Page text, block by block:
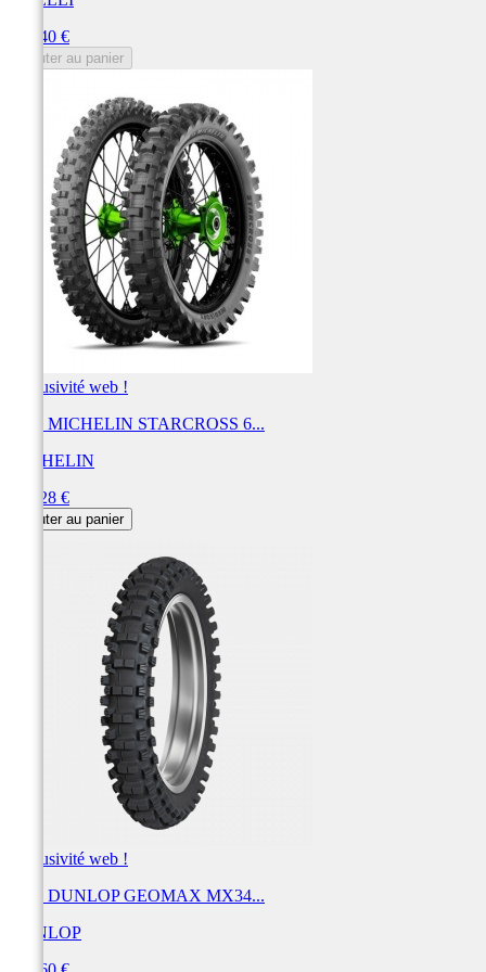
158,40 €
Ajouter au panier
Exclusivité web !
Pneu MICHELIN STARCROSS 6...
MICHELIN
158,28 €
Ajouter au panier
Exclusivité web !
Pneu DUNLOP GEOMAX MX34...
DUNLOP